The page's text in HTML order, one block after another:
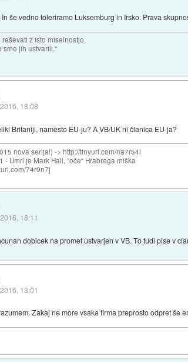
še vedno toleriramo Luksemburg in Irsko. Prava
reševati z isto miselnostjo,
smo jih ustvarili."
18:08
Britaniji, namesto EU-ju? A VB/UK ni članica EU-ja?
nova serija!) -> http://tinyurl.com/na7r54l
- Umrl je Mark Hall, "oče" Hrabrega miška
74r9n7j
18:11
dobicek na promet ustvarjen v VB. To tudi pise v
13:01
Zakaj ne more vsaka firma preprosto odpret še